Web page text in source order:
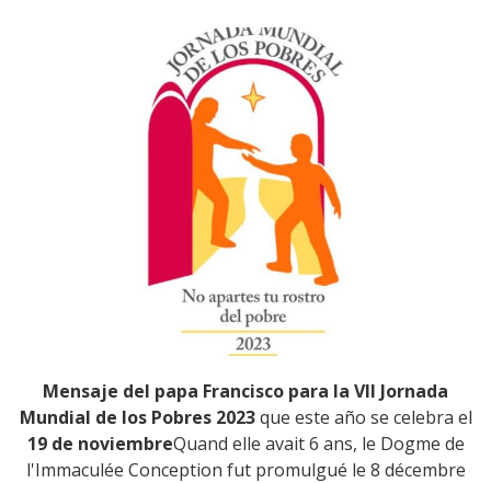
Mensaje del papa Francisco para la VII Jornada
Mundial de los Pobres 2023 que este año se celebra el
19 de noviembreQuand elle avait 6 ans, le Dogme de
l'Immaculée Conception fut promulgué le 8 décembre